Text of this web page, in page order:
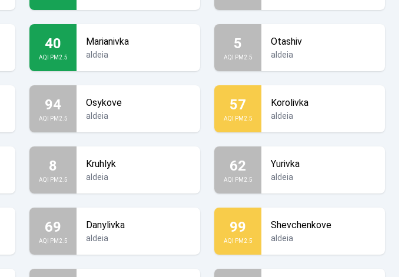
40
AQI PM2.5
Marianivka
aldeia
5
AQI PM2.5
Otashiv
aldeia
94
AQI PM2.5
Osykove
aldeia
57
AQI PM2.5
Korolivka
aldeia
8
AQI PM2.5
Kruhlyk
aldeia
62
AQI PM2.5
Yurivka
aldeia
69
AQI PM2.5
Danylivka
aldeia
99
AQI PM2.5
Shevchenkove
aldeia